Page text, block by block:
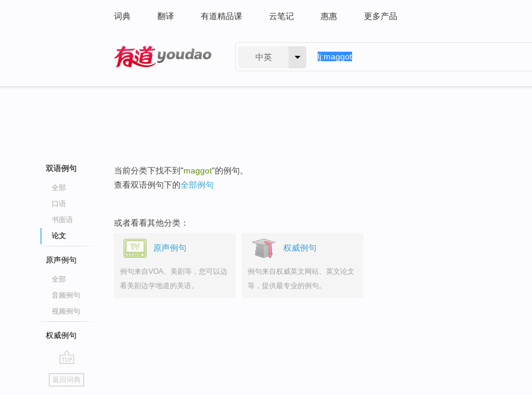
词典 翻译 有道精品课 云笔记 惠惠 更多产品
中英
双语例句
全部
口语
书面语
论文
原声例句
全部
音频例句
视频例句
权威例句
go
top
返回词典
当前分类下找不到"maggot"的例句。
查看双语例句下的全部例句
或者看看其他分类：
原声例句
例句来自VOA、美剧等，您可以边
看美剧边学地道的美语。
权威例句
例句来自权威英文网站、英文论文
等，提供最专业的例句。